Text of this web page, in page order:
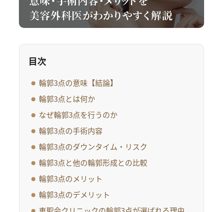
目次
輪郭3点の意味【結論】
輪郭3点とは何か
なぜ輪郭3点を行うのか
輪郭3点の手術内容
輪郭3点のダウンタイム・リスク
輪郭3点と他の輪郭形成との比較
輪郭3点のメリット
輪郭3点のデメリット